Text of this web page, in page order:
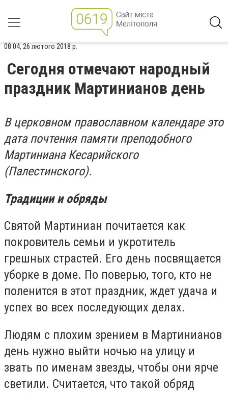
08:04, 26 лютого 2018 р.
Сегодня отмечают народный
праздник Мартинианов день
В церковном православном календаре это
дата почтения памяти преподобного
Мартиниана Кесарийского
(Палестинского).
Традиции и обряды
Святой Мартиниан почитается как
покровитель семьи и укротитель
грешных страстей. Его день посвящается
уборке в доме. По поверью, того, кто не
поленится в этот праздник, ждет удача и
успех во всех последующих делах.
Людям с плохим зрением в Мартинианов
день нужно выйти ночью на улицу и
звать по именам звезды, чтобы они ярче
светили. Считается, что такой обряд